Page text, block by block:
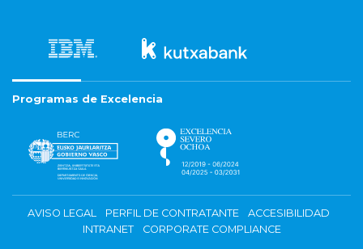
Programas de Excelencia
AVISO LEGAL PERFIL DE CONTRATANTE
ACCESIBILIDAD
INTRANET
CORPORATE COMPLIANCE